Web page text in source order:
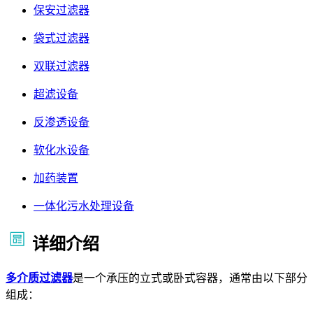
保安过滤器
袋式过滤器
双联过滤器
超滤设备
反渗透设备
软化水设备
加药装置
一体化污水处理设备
详细介绍
多介质过滤器是一个承压的立式或卧式容器，通常由以下部分
组成：